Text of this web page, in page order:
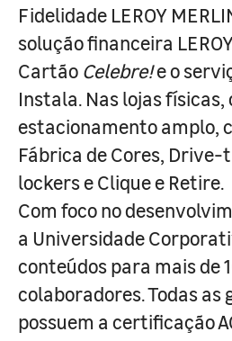
Fidelidade LEROY
solução financeira
Cartão Celebre!e o
Instala. Nas lojas físicas,
estacionamento amplo,
Fábrica de Cores,
lockers e Clique e Retire.
Com foco no
a Universidade
conteúdos para mais de
colaboradores. Todas as
possuem a certificação